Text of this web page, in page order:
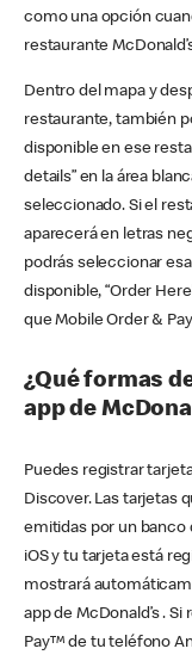
como una opción
restaurante
Dentro del mapa y
restaurante, también
disponible en ese
details” en la área
seleccionado. Si el
aparecerá en letras
podrás seleccionar
disponible, “Order
que Mobile Order &
¿Qué formas
app de
Puedes registrar
Discover. Las tarjetas
emitidas por un banco
iOS y tu tarjeta está
mostrará
app de McDonald’s .
Pay™ de tu teléfono